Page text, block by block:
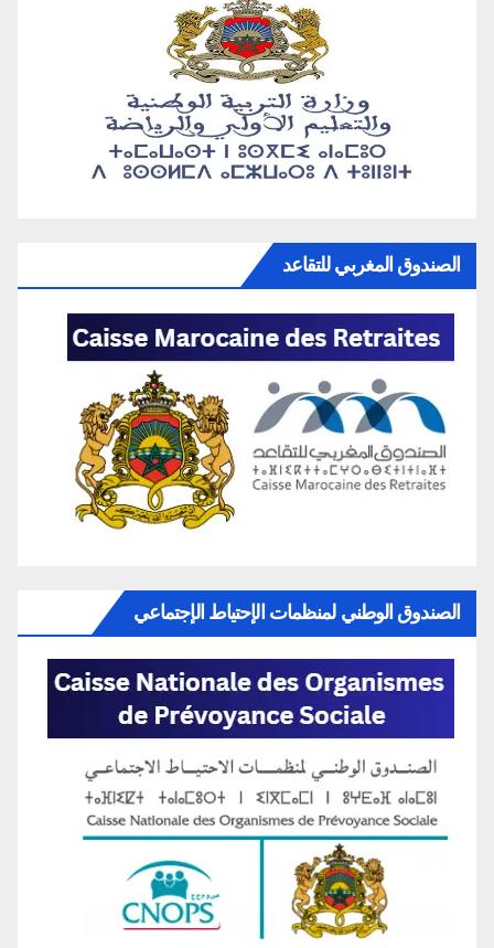
الصندوق المغربي للتقاعد
الصندوق الوطني لمنظمات الإحتياط الإجتماعي